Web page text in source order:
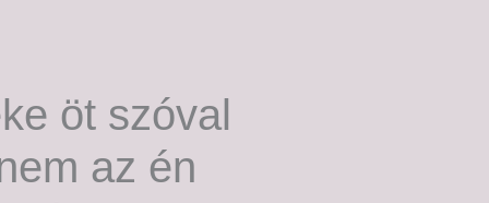
öt szóval
az én